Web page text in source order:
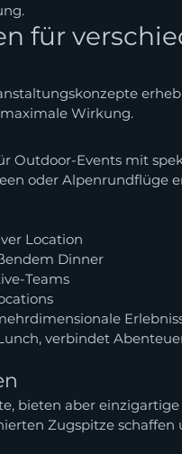
für
Wirkung.
Outdoor-Events mit
oder Alpenrundflüge
Location
Dinner
Teams
verbindet
bieten aber
Zugspitze schaffen